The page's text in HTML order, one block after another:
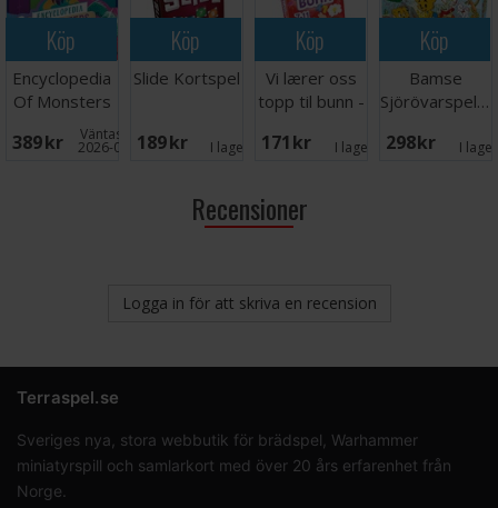
Köp
Encyclopedia
Of Monsters
Brädspel
389 SEK Väntas in:
2026-09-30
Köp
Slide Kortspel
189 SEK I lager:
Köp
Vi lærer oss
topp til bunn -
171 SEK I lager: 6
Köp
Bamse
Sjörövarspelet
298 SEK I
Recensioner
Logga in för att skriva en recension
Terraspel.se
Sveriges nya, stora webbutik för brädspel, Warhammer
miniatyrspill och samlarkort med över 20 års erfarenhet från
Norge.